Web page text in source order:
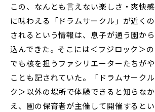
この、なんとも言えない楽しさ・爽快
に味わえる「ドラムサークル」が近く
されるという情報は、息子が通う園か
込んできた。そこには＜フジロック＞
でも核を担うファシリエーターたちが
ことも記されていた。「ドラムサーク
ク＞以外の場所で体験できると知らな
え、園の保育者が主催して開催すると